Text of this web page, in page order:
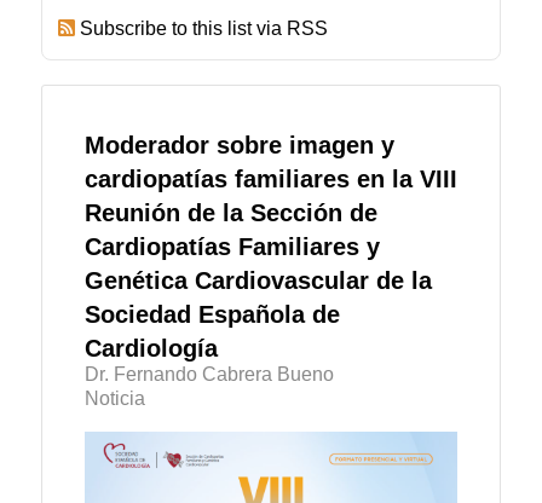
Subscribe to this list via RSS
Moderador sobre imagen y
cardiopatías familiares en la VIII
Reunión de la Sección de
Cardiopatías Familiares y
Genética Cardiovascular de la
Sociedad Española de
Cardiología
Dr. Fernando Cabrera Bueno
Noticia